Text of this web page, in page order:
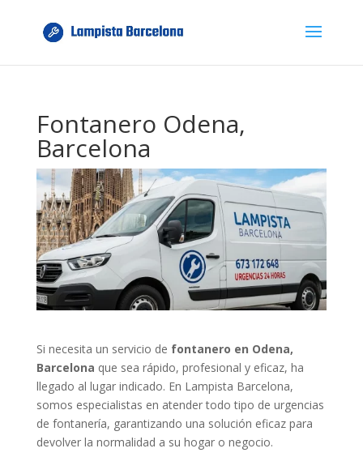
Fontanero Odena,
Barcelona
Si necesita un servicio de fontanero en Odena,
Barcelona que sea rápido, profesional y eficaz, ha
llegado al lugar indicado. En Lampista Barcelona,
somos especialistas en atender todo tipo de urgencias
de fontanería, garantizando una solución eficaz para
devolver la normalidad a su hogar o negocio.